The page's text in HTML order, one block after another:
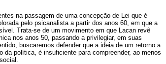
na passagem de uma concepção de Lei que é
pelo psicanalista a partir dos anos 60, em que a
Trata-se de um movimento em que Lacan revê
nos anos 50, passando a privilegiar, em suas
buscaremos defender que a ideia de um retorno a
da política, é insuficiente para compreender, ao menos